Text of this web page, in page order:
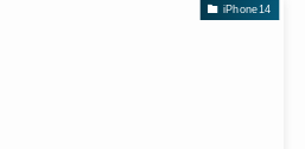
iPhone14